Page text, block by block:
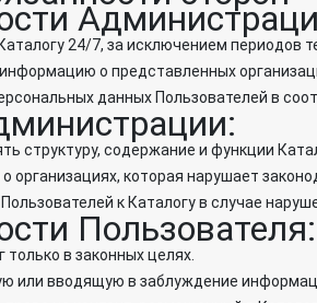
24/7, за исключением периодов
о представленных
данных Пользователей в
структуру, содержание и функции
организациях, которая нарушает
к Каталогу в случае
Пользователя:
только в законных целях.
или вводящую в заблуждение